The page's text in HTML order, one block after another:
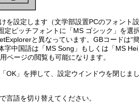
設定します（文学部設置PCのフォント
ピッチフォントに「MS ゴシック」を選択
と異なっています。GBコードは“
中国語は「MS Song」もしくは「MS
ページの閲覧も可能になります。
」を押して、設定ウインドウを閉じま
言語を切り替えてください。